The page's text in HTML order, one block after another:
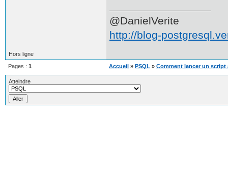
@DanielVerite
http://blog-
Hors ligne
Pages : 1 Accueil » PSQL » Comment lancer un script
Atteindre